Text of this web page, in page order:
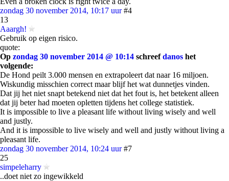
zondag 30 november 2014, 10:17 uur #4
13
Aaargh!
Gebruik op eigen risico.
quote:
Op zondag 30 november 2014 @ 10:14 schreefdanos het
volgende:
De Hond peilt 3.000 mensen en extrapoleert dat naar 16 miljoen.
Wiskundig misschien correct maar blijf het wat dunnetjes vinden.
Dat jij het niet snapt betekend niet dat het fout is, het betekent alleen
dat jij beter had moeten opletten tijdens het college statistiek.
It is impossible to live a pleasant life without living wisely and well
and justly.
And it is impossible to live wisely and well and justly without living a
pleasant life.
zondag 30 november 2014, 10:24 uur #7
25
simpeleharry
..doet niet zo ingewikkeld